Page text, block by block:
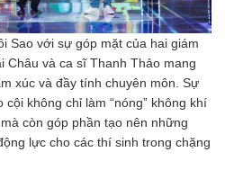
Sao với sự góp mặt của hai giám
Châu và ca sĩ Thanh Thảo mang
xúc và đầy tính chuyên môn. Sự
không chỉ làm “nóng” không khí
còn góp phần tạo nên những
lực cho các thí sinh trong chặng